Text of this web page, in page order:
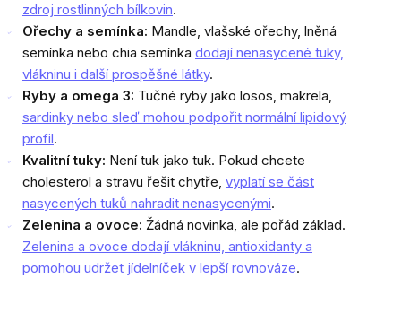
zdroj rostlinných bílkovin.
Ořechy a semínka: Mandle, vlašské ořechy, lněná
semínka nebo chia semínka dodají nenasycené tuky,
vlákninu i další prospěšné látky.
Ryby a omega 3: Tučné ryby jako losos, makrela,
sardinky nebo sleď mohou podpořit normální lipidový
profil.
Kvalitní tuky: Není tuk jako tuk. Pokud chcete
cholesterol a stravu řešit chytře, vyplatí se část
nasycených tuků nahradit nenasycenými.
Zelenina a ovoce: Žádná novinka, ale pořád základ.
Zelenina a ovoce dodají vlákninu, antioxidanty a
pomohou udržet jídelníček v lepší rovnováze.